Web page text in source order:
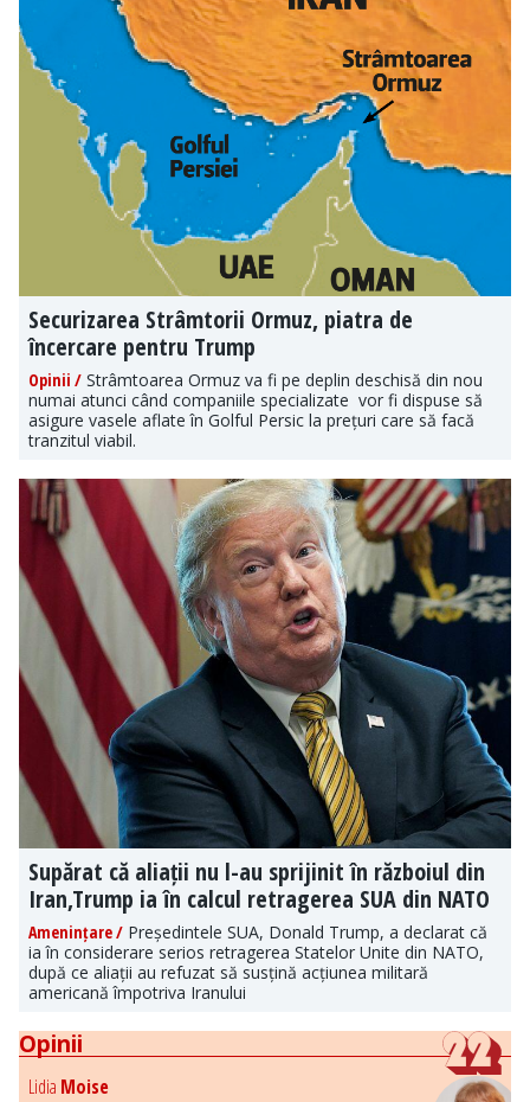
Securizarea Strâmtorii Ormuz, piatra de
încercare pentru Trump
Opinii / Strâmtoarea Ormuz va fi pe deplin deschisă din nou
numai atunci când companiile specializate vor fi dispuse să
asigure vasele aflate în Golful Persic la prețuri care să facă
tranzitul viabil.
Supărat că aliații nu l-au sprijinit în războiul din
Iran,Trump ia în calcul retragerea SUA din NATO
Amenințare / Președintele SUA, Donald Trump, a declarat că
ia în considerare serios retragerea Statelor Unite din NATO,
după ce aliații au refuzat să susțină acțiunea militară
americană împotriva Iranului
Opinii
Lidia Moise